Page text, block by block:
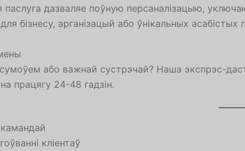
дазваляе поўную персаналізацыю,
бізнесу, арганізацый або ўнікальных асабістых
або важнай сустрэчай? Наша экспрэс-
працягу 24-48 гадзін.
кліентаў